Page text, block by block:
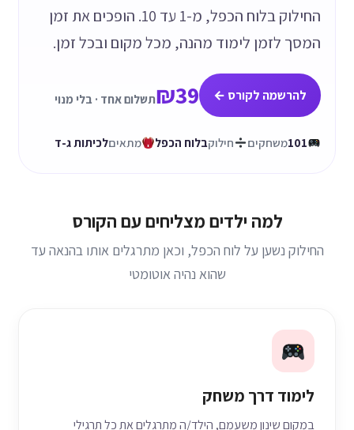
החילוק בלוח הכפל, מ-1 עד 10. הופכים את זמן
המסך לזמן לימוד מהנה, מכל מקום ובכל זמן.
להרשמה לקורס ← ₪39תשלום אחד · בלי מנוי
101משחקים חילוקבלוח הכפל מתאיםלכיתות ג-ד
למה ילדים מצליחים עם הקורס
החילוק נשען על לוח הכפל, וכאן מתרגלים אותו בהנאה עד
שהוא נהיה אוטומטי
לימוד דרך משחק
במקום שינון משעמם, הילד/ה מתרגלים את כל תרגילי